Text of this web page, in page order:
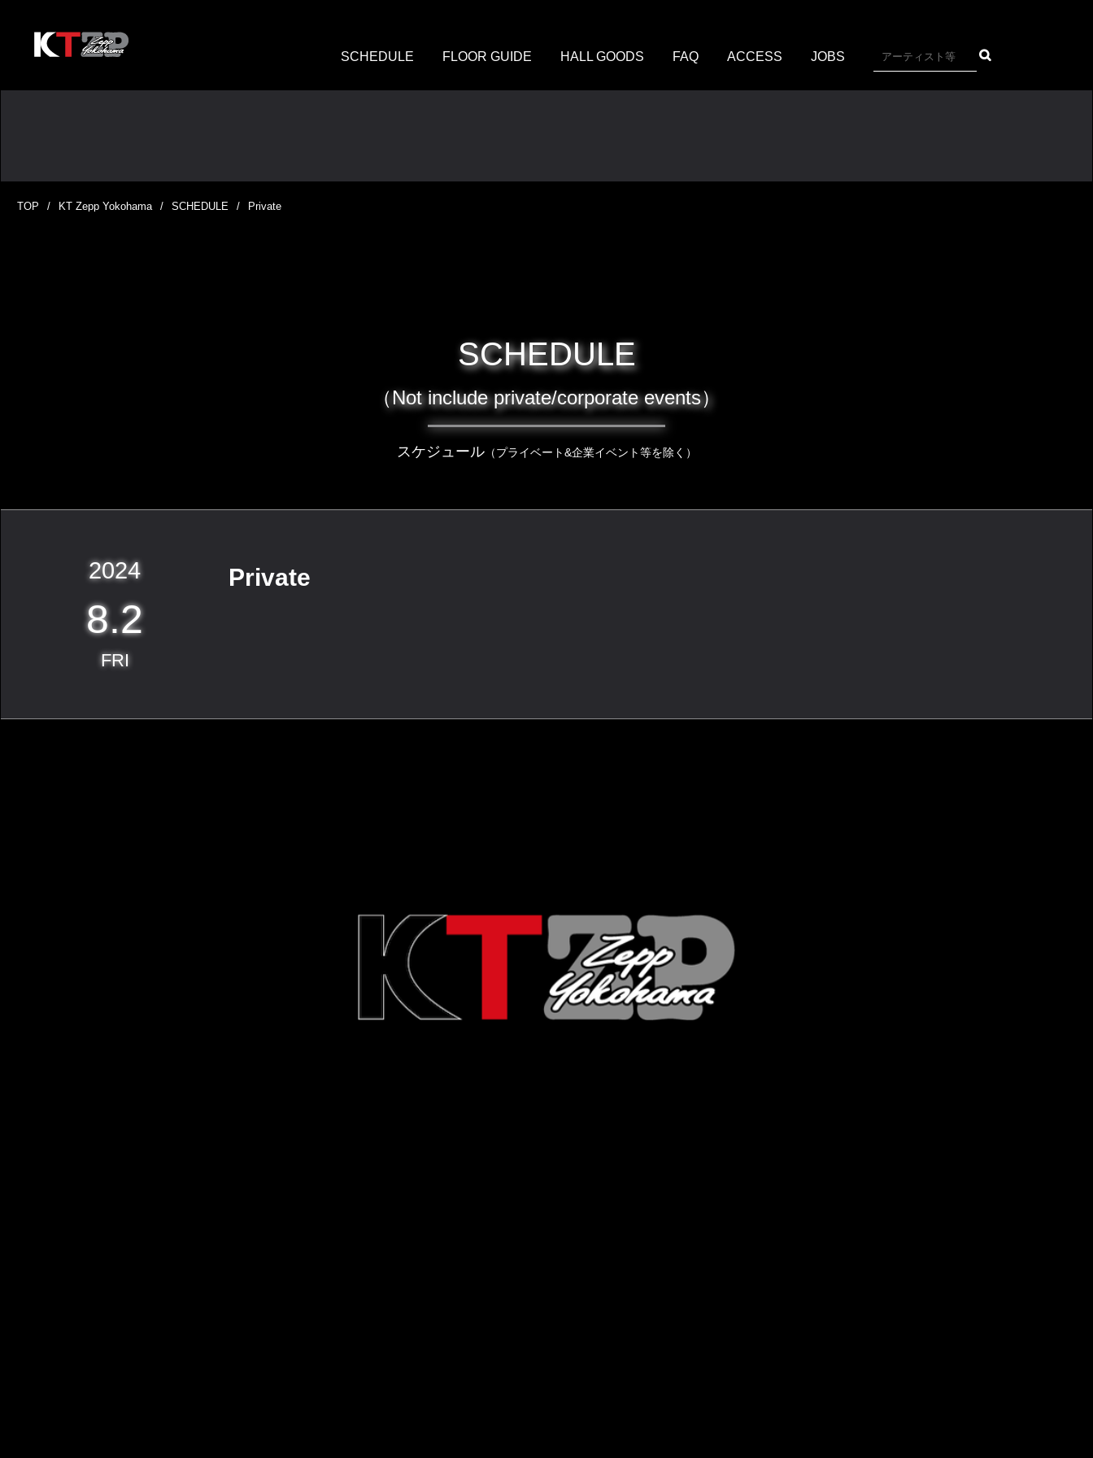
SCHEDULE FLOOR GUIDE HALL GOODS FAQ ACCESS JOBS
TOP KT Zepp Yokohama SCHEDULE Private
SCHEDULE
（Not include private/corporate events）
スケジュール（プライベート&企業イベント等を除く）
2024
8.2
FRI
Private